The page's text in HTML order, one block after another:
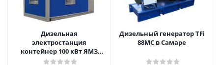
Дизельная
электростанция
контейнер 100 кВт ЯМЗ
Stamford TYz 140ST CG в
Дизельный генератор TFi
88MC в Самаре